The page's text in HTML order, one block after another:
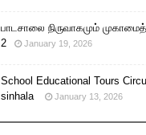
பாடசாலை நிருவாகமும்
2
January 19, 2026
School Educational Tours
sinhala
January 13, 2026